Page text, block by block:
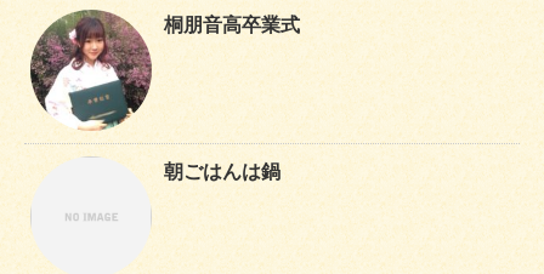
桐朋音高卒業式
朝ごはんは鍋